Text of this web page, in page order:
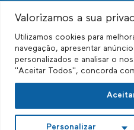
Valorizamos a sua
Utilizamos cookies para
navegação, apresentar
personalizados e analisar o
"Aceitar Todos", concorda
Personalizar
© Biscayne
os direitos